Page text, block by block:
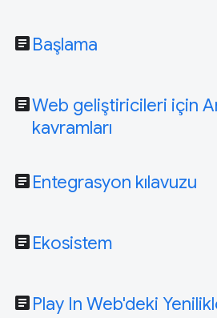
article Başlama
articleWeb geliştiricileri için
kavramları
article Entegrasyon kılavuzu
article Ekosistem
article Play In Web'deki